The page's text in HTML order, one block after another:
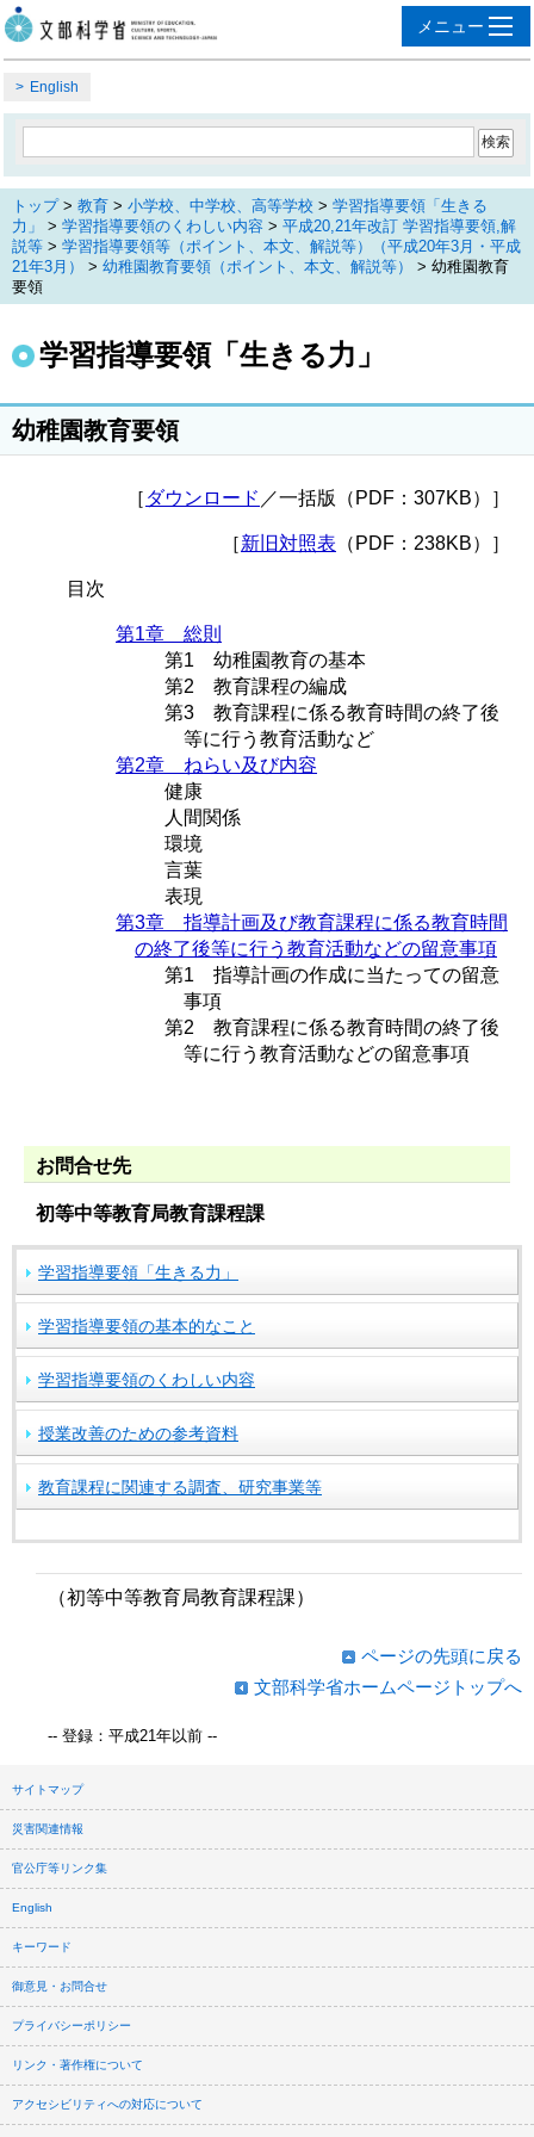
English
トップ> 教育 > 小学校、中学校、高等学校 > 学習指導要領「生きる
力」
> 学習指導要領のくわしい内容 > 平成20,21年改訂 学習指導要領,解
説等 > 学習指導要領等（ポイント、本文、解説等）（平成20年3月・平成
21年3月）
> 幼稚園教育要領（ポイント、本文、解説等）
> 幼稚園教育
要領
学習指導要領「生きる力」
幼稚園教育要領
［ ダウンロード ／一括版（PDF：307KB）］
［新旧対照表 （PDF：238KB）］
目次
第1章 総則
第1 幼稚園教育の基本
第2 教育課程の編成
第3 教育課程に係る教育時間の終了後
等に行う教育活動など
第2章 ねらい及び内容
健康
人間関係
環境
言葉
表現
第3章 指導計画及び教育課程に係る教育時間
の終了後等に行う教育活動などの留意事項
第1 指導計画の作成に当たっての留意
事項
第2 教育課程に係る教育時間の終了後
等に行う教育活動などの留意事項
お問合せ先
初等中等教育局教育課程課
学習指導要領「生きる力」
学習指導要領の基本的なこと
学習指導要領のくわしい内容
授業改善のための参考資料
教育課程に関連する調査、研究事業等
（初等中等教育局教育課程課）
ページの先頭に戻る
文部科学省ホームページトップへ
-- 登録：平成21年以前 --
サイトマップ
災害関連情報
官公庁等リンク集
English
キーワード
御意見・お問合せ
プライバシーポリシー
リンク・著作権について
アクセシビリティへの対応について